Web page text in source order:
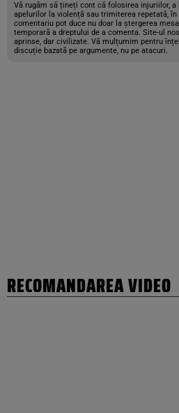
Vă rugăm să țineți cont că folosirea injuriilor,
apelurilor la violență sau trimiterea repetată, în
comentariu pot duce nu doar la ștergerea
temporară a dreptului de a comenta. Site-ul
aprinse, dar civilizate. Vă mulțumim pentru
discuție bazată pe argumente, nu pe atacuri.
RECOMANDAREA VIDEO